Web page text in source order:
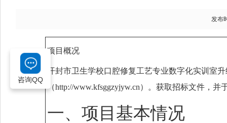
发布
项目概况
开封市卫生学校口腔修复工艺专业数字化实训室
（http://www.kfsggzyjyw.cn）。 获取招标文件，并
一、项目基本情况
咨询QQ